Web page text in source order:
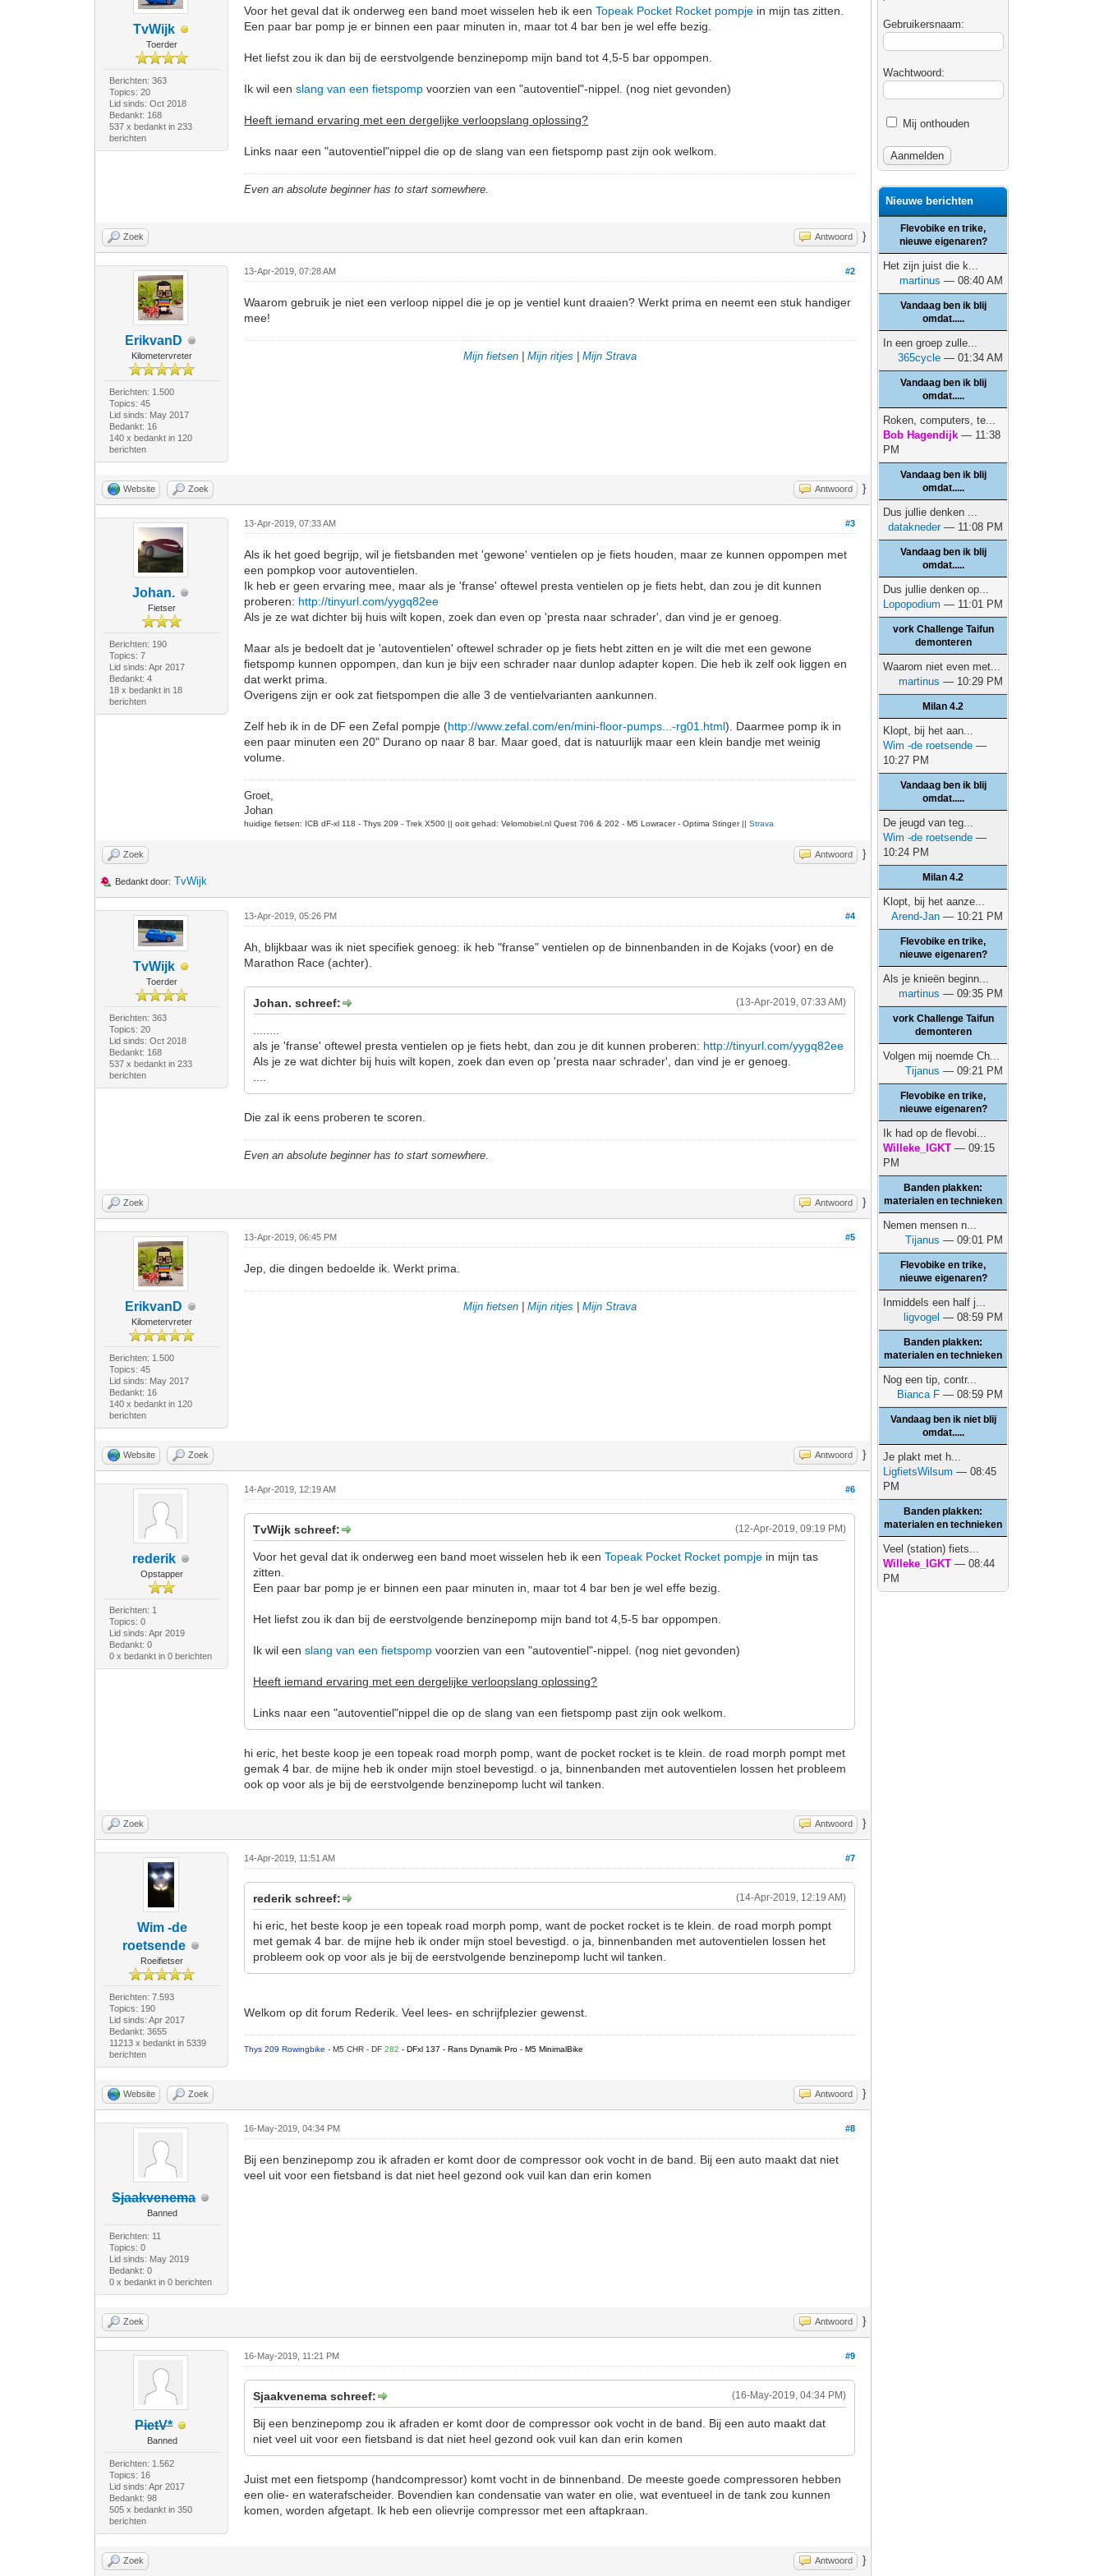
TvWijk
Toerder
Berichten: 363
Topics: 20
Lid sinds: Oct 2018
Bedankt: 168
537 x bedankt in 233
berichten
Voor het geval dat ik onderweg een band moet wisselen heb ik eenTopeak Pocket Rocket pompje in mijn tas zitten.
Een paar bar pomp je er binnen een paar minuten in, maar tot 4 bar ben je wel effe bezig.
Het liefst zou ik dan bij de eerstvolgende benzinepomp mijn band tot 4,5-5 bar oppompen.
Ik wil eenslang van een fietspomp voorzien van een "autoventiel"-nippel. (nog niet gevonden)
Heeft iemand ervaring met een dergelijke verloopslangoplossing?
Links naar een "autoventiel"nippel die op de slang van een fietspomp past zijn ook welkom.
Even an absolute beginner has to start somewhere.
Zoek Antwoord }
ErikvanD
Kilometervreter
Berichten: 1.500
Topics: 45
Lid sinds: May 2017
Bedankt: 16
140 x bedankt in 120
berichten
#2
13-Apr-2019, 07:28 AM
Waarom gebruik je niet een verloop nippel die je op je ventiel kunt draaien? Werkt prima en neemt een stuk handiger
mee!
Mijn fietsen| Mijn ritjes Mijn Strava
Website Zoek Antwoord }
Johan.
Fietser
Berichten: 190
Topics: 7
Lid sinds: Apr 2017
Bedankt: 4
18 x bedankt in 18
berichten
#3
13-Apr-2019, 07:33 AM
Als ik het goed begrijp, wil je fietsbanden met 'gewone' ventielen op je fiets houden, maar ze kunnen oppompen met
een pompkop voor autoventielen.
Ik heb er geen ervaring mee, maar als je 'franse' oftewel presta ventielen op je fiets hebt, dan zou je dit kunnen
proberen: http://tinyurl.com/yygq82ee
Als je ze wat dichter bij huis wilt kopen, zoek dan even op 'presta naar schrader', dan vind je er genoeg.
Maar als je bedoelt dat je 'autoventielen' oftewel schrader op je fiets hebt zitten en je wilt die met een gewone
fietspomp kunnen oppompen, dan kun je bijv een schrader naar dunlop adapter kopen. Die heb ik zelf ook liggen en
dat werkt prima.
Overigens zijn er ook zat fietspompen die alle 3 de ventielvarianten aankunnen.
Zelf heb ik in de DF een Zefal pompje (http://www.zefal.com/en/mini-floor-pumps...-rg01.html). Daarmee pomp ik in
een paar minuten een 20" Durano op naar 8 bar. Maar goed, dat is natuurlijk maar een klein bandje met weinig
volume.
Groet,
Johan
huidige fietsen: ICB dF-xl 118 - Thys 209 - Trek X500 || ooit gehad: Velomobiel.nl Quest 706 & 202 - M5 Lowracer - Optima Stinger ||Strava
Zoek Antwoord }
Bedankt door: TvWijk
TvWijk
Toerder
Berichten: 363
Topics: 20
Lid sinds: Oct 2018
Bedankt: 168
537 x bedankt in 233
berichten
#4
13-Apr-2019, 05:26 PM
Ah, blijkbaar was ik niet specifiek genoeg: ik heb "franse" ventielen op de binnenbanden in de Kojaks (voor) en de
Marathon Race (achter).
(13-Apr-2019, 07:33 AM)
Johan. schreef:
als je 'franse' oftewel presta ventielen op je fiets hebt, dan zou je dit kunnen proberen: http://tinyurl.com/yygq82ee
Als je ze wat dichter bij huis wilt kopen, zoek dan even op 'presta naar schrader', dan vind je er genoeg.
Die zal ik eens proberen te scoren.
Even an absolute beginner has to start somewhere.
Zoek Antwoord }
ErikvanD
Kilometervreter
Berichten: 1.500
Topics: 45
Lid sinds: May 2017
Bedankt: 16
140 x bedankt in 120
berichten
#5
13-Apr-2019, 06:45 PM
Jep, die dingen bedoelde ik. Werkt prima.
Mijn fietsen| Mijn ritjes Mijn Strava
Website Zoek Antwoord }
rederik
Opstapper
Berichten: 1
Topics: 0
Lid sinds: Apr 2019
Bedankt: 0
0 x bedankt in 0 berichten
#6
14-Apr-2019, 12:19 AM
(12-Apr-2019, 09:19 PM)
TvWijk schreef:
Voor het geval dat ik onderweg een band moet wisselen heb ik eenTopeak Pocket Rocket pompje in mijn tas
zitten.
Een paar bar pomp je er binnen een paar minuten in, maar tot 4 bar ben je wel effe bezig.
Het liefst zou ik dan bij de eerstvolgende benzinepomp mijn band tot 4,5-5 bar oppompen.
Ik wil eenslang van een fietspomp voorzien van een "autoventiel"-nippel. (nog niet gevonden)
Heeft iemand ervaring met een dergelijke verloopslangoplossing?
Links naar een "autoventiel"nippel die op de slang van een fietspomp past zijn ook welkom.
hi eric, het beste koop je een topeak road morph pomp, want de pocket rocket is te klein. de road morph pompt met
gemak 4 bar. de mijne heb ik onder mijn stoel bevestigd. o ja, binnenbanden met autoventielen lossen het probleem
ook op voor als je bij de eerstvolgende benzinepomp lucht wil tanken.
Zoek Antwoord }
Wim -de
roetsende
Roeifietser
Berichten: 7.593
Topics: 190
Lid sinds: Apr 2017
Bedankt: 3655
11213 x bedankt in 5339
berichten
#7
14-Apr-2019, 11:51 AM
(14-Apr-2019, 12:19 AM)
rederik schreef:
hi eric, het beste koop je een topeak road morph pomp, want de pocket rocket is te klein. de road morph pompt
met gemak 4 bar. de mijne heb ik onder mijn stoel bevestigd. o ja, binnenbanden met autoventielen lossen het
probleem ook op voor als je bij de eerstvolgende benzinepomp lucht wil tanken.
Welkom op dit forum Rederik. Veel lees- en schrijfplezier gewenst.
Thys 209 Rowingbike- M5 CHR - DF282- DFxl 137 - Rans Dynamik Pro - M5 MinimalBike
Website Zoek Antwoord }
Sjaakvenema
Banned
Berichten: 11
Topics: 0
Lid sinds: May 2019
Bedankt: 0
0 x bedankt in 0 berichten
#8
16-May-2019, 04:34 PM
Bij een benzinepomp zou ik afraden er komt door de compressor ook vocht in de band. Bij een auto maakt dat niet
veel uit voor een fietsband is dat niet heel gezond ook vuil kan dan erin komen
Zoek Antwoord }
PietV*
Banned
Berichten: 1.562
Topics: 16
Lid sinds: Apr 2017
Bedankt: 98
505 x bedankt in 350
berichten
#9
16-May-2019, 11:21 PM
(16-May-2019, 04:34 PM)
Sjaakvenema schreef:
Bij een benzinepomp zou ik afraden er komt door de compressor ook vocht in de band. Bij een auto maakt dat
niet veel uit voor een fietsband is dat niet heel gezond ook vuil kan dan erin komen
Juist met een fietspomp (handcompressor) komt vocht in de binnenband. De meeste goede compressoren hebben
een olie- en waterafscheider. Bovendien kan condensatie van water en olie, wat eventueel in de tank zou kunnen
komen, worden afgetapt. Ik heb een olievrije compressor met een aftapkraan.
Zoek Antwoord }
Gebruikersnaam:
Wachtwoord:
Mij onthouden
Nieuwe berichten
Flevobike en trike,
nieuwe eigenaren?
Het zijn juist die k...
martinus — 08:40 AM
Vandaag ben ik blij
omdat.....
In een groep zulle...
365cycle — 01:34 AM
Vandaag ben ik blij
omdat.....
Roken, computers, te...
Bob Hagendijk — 11:38
PM
Vandaag ben ik blij
omdat.....
Dus jullie denken ...
datakneder— 11:08 PM
Vandaag ben ik blij
omdat.....
Dus jullie denken op...
Lopopodium — 11:01 PM
vork Challenge Taifun
demonteren
Waarom niet even met...
martinus — 10:29 PM
Milan 4.2
Klopt, bij het aan...
Wim -de roetsende —
10:27 PM
Vandaag ben ik blij
omdat.....
De jeugd van teg...
Wim -de roetsende —
10:24 PM
Milan 4.2
Klopt, bij het aanze...
Arend-Jan — 10:21 PM
Flevobike en trike,
nieuwe eigenaren?
Als je knieën beginn...
martinus — 09:35 PM
vork Challenge Taifun
demonteren
Volgen mij noemde Ch...
Tijanus — 09:21 PM
Flevobike en trike,
nieuwe eigenaren?
Ik had op de flevobi...
Willeke_IGKT — 09:15
PM
Banden plakken:
materialen en technieken
Nemen mensen n...
Tijanus — 09:01 PM
Flevobike en trike,
nieuwe eigenaren?
Inmiddels een half j...
ligvogel — 08:59 PM
Banden plakken:
materialen en technieken
Nog een tip, contr...
Bianca F — 08:59 PM
Vandaag ben ik niet blij
omdat.....
Je plakt met h...
LigfietsWilsum — 08:45
PM
Banden plakken:
materialen en technieken
Veel (station) fiets...
Willeke_IGKT — 08:44
PM